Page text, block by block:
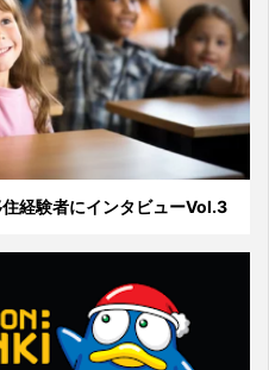
経験者にインタビューVol.3